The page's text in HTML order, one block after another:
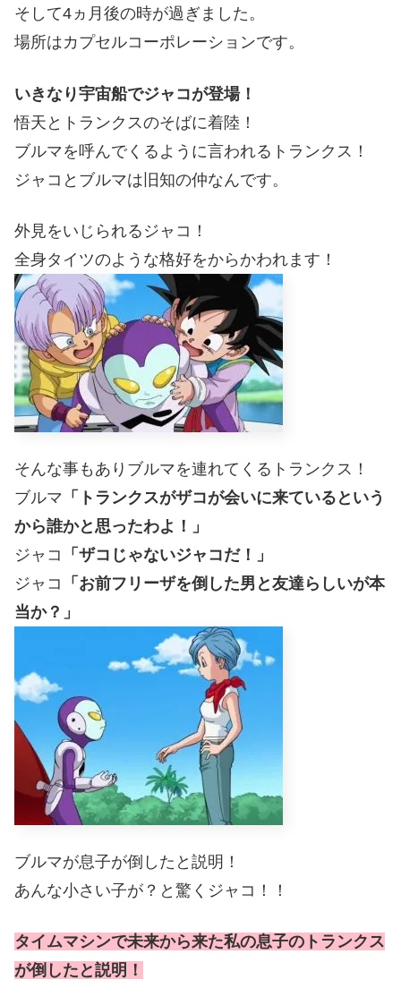
そして4ヵ月後の時が過ぎました。
場所はカプセルコーポレーションです。
いきなり宇宙船でジャコが登場！
悟天とトランクスのそばに着陸！
ブルマを呼んでくるように言われるトランクス！
ジャコとブルマは旧知の仲なんです。
外見をいじられるジャコ！
全身タイツのような格好をからかわれます！
そんな事もありブルマを連れてくるトランクス！
ブルマ 「トランクスがザコが会いに来ているという
から誰かと思ったわよ！」
ジャコ
「ザコじゃないジャコだ！」
ジャコ
「お前フリーザを倒した男と友達らしいが本
当か？」
ブルマが息子が倒したと説明！
あんな小さい子が？と驚くジャコ！！
タイムマシンで未来から来た私の息子のトランクス
が倒したと説明！